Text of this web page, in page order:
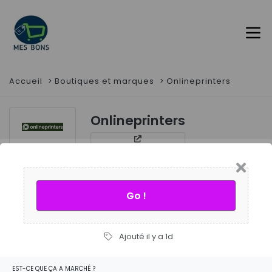
Accueil Boutiques et marques Onlineprinters
Onlineprinters
Go !
Ajouté il y a 1d
EST-CE QUE ÇA A MARCHÉ ?